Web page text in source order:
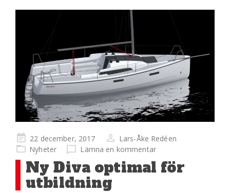
Publicerad
på
22 december, 2017
Lars-Åke Redéen
Nyheter
Lämna en kommentar
Ny Diva optimal för
utbildning